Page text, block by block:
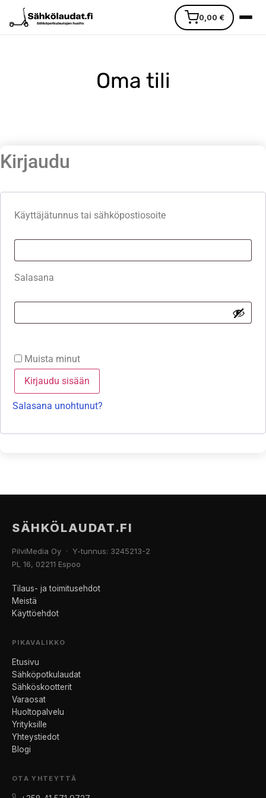
0,00 €
Ajoneuvot
Varaosat
Lisävarusteet
Yrityksille
Yhteystiedot
Oma tili
Kirjaudu
Käyttäjätunnus tai sähköpostiosoite
Salasana
Muista minut
Kirjaudu sisään
Salasana unohtunut?
SÄHKÖLAUDAT.FI
PilviMedia Oy · Y-tunnus: 3245213-2
PL 16, 02211 Espoo
Tilaus- ja toimitusehdot
Meistä
Käyttöehdot
PIKAVALIKKO
Etusivu
Sähköpotkulaudat
Sähköskootterit
Varaosat
Huoltopalvelu
Yrityksille
Yhteystiedot
Blogi
OTA YHTEYTTÄ